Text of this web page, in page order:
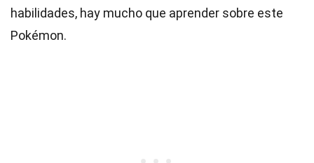
habilidades, hay mucho que aprender sobre este
Pokémon.